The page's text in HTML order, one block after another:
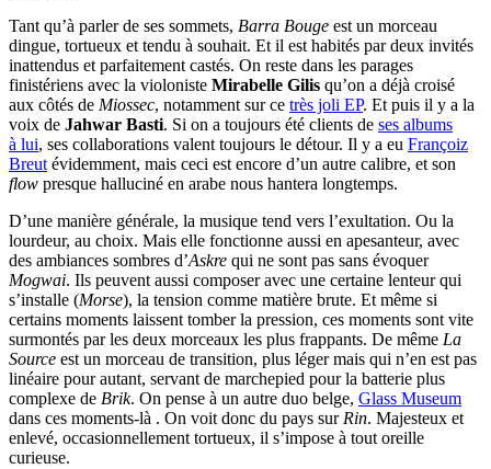
Tant qu’à parler de ses sommets, Barra Bouge est un morceau
dingue, tortueux et tendu à souhait. Et il est habités par deux invités
inattendus et parfaitement castés. On reste dans les parages
finistériens avec la violoniste Mirabelle Gilis qu’on a déjà croisé
aux côtés de Miossec, notamment sur ce très joli EP. Et puis il y a la
voix de Jahwar Basti. Si on a toujours été clients de ses albums
à lui, ses collaborations valent toujours le détour. Il y a eu Françoiz
Breut évidemment, mais ceci est encore d’un autre calibre, et son
flow presque halluciné en arabe nous hantera longtemps.
D’une manière générale, la musique tend vers l’exultation. Ou la
lourdeur, au choix. Mais elle fonctionne aussi en apesanteur, avec
des ambiances sombres d’Askre qui ne sont pas sans évoquer
Mogwai. Ils peuvent aussi composer avec une certaine lenteur qui
s’installe (Morse), la tension comme matière brute. Et même si
certains moments laissent tomber la pression, ces moments sont vite
surmontés par les deux morceaux les plus frappants. De même La
Source est un morceau de transition, plus léger mais qui n’en est pas
linéaire pour autant, servant de marchepied pour la batterie plus
complexe de Brik. On pense à un autre duo belge, Glass Museum
dans ces moments-là . On voit donc du pays sur Rin. Majesteux et
enlevé, occasionnellement tortueux, il s’impose à tout oreille
curieuse.